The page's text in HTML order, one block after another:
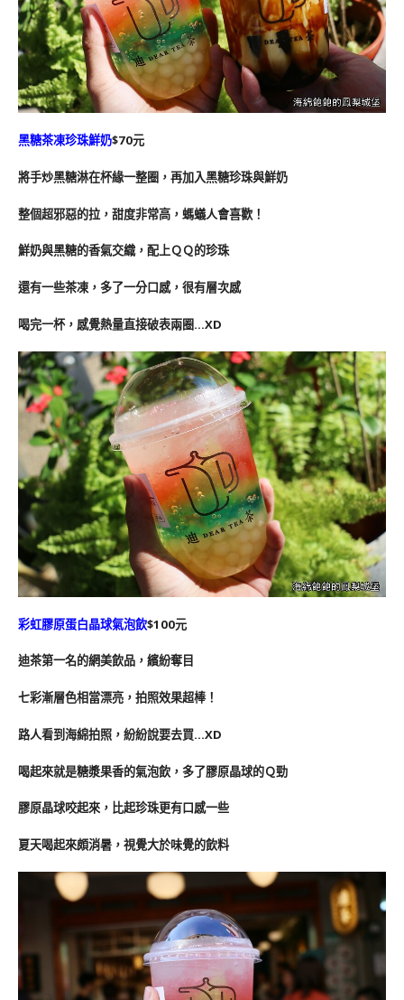
黑糖茶凍珍珠鮮奶$70元
將手炒黑糖淋在杯緣一整圈，再加入黑糖珍珠與鮮奶
整個超邪惡的拉，甜度非常高，螞蟻人會喜歡！
鮮奶與黑糖的香氣交織，配上ＱＱ的珍珠
還有一些茶凍，多了一分口感，很有層次感
喝完一杯，感覺熱量直接破表兩圈…XD
彩虹膠原蛋白晶球氣泡飲$100元
迪茶第一名的網美飲品，繽紛奪目
七彩漸層色相當漂亮，拍照效果超棒！
路人看到海綿拍照，紛紛說要去買…XD
喝起來就是糖漿果香的氣泡飲，多了膠原晶球的Ｑ勁
膠原晶球咬起來，比起珍珠更有口感一些
夏天喝起來頗消暑，視覺大於味覺的飲料